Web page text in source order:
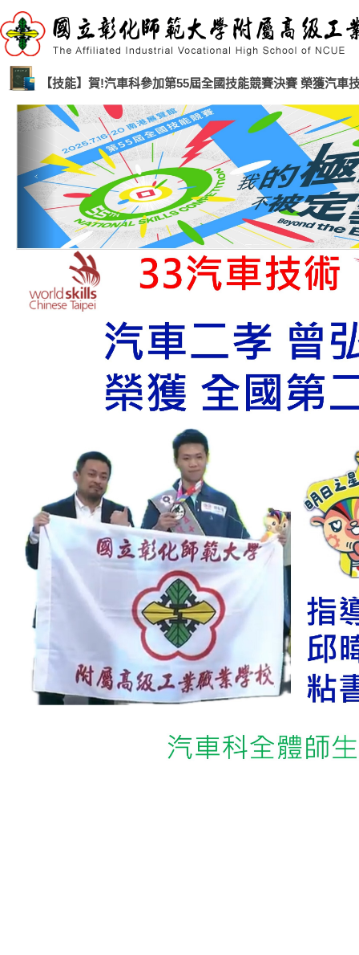
【技能】賀!汽車科參加第55屆全國技能競賽決賽 榮獲汽車